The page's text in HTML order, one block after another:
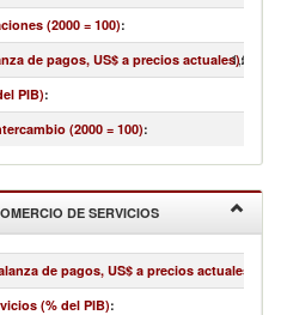
(2000 = 100):
de pagos, US$ a precios actuales):
PIB):
(2000 = 100):
DE SERVICIOS
de pagos, US$ a precios actuales)
(% del PIB):